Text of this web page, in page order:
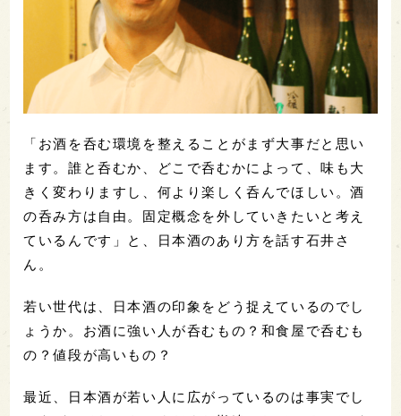
「お酒を呑む環境を整えることがまず大事だと思い
ます。誰と呑むか、どこで呑むかによって、味も大
きく変わりますし、何より楽しく呑んでほしい。酒
の呑み方は自由。固定概念を外していきたいと考え
ているんです」と、日本酒のあり方を話す石井さ
ん。
若い世代は、日本酒の印象をどう捉えているのでし
ょうか。お酒に強い人が呑むもの？和食屋で呑むも
の？値段が高いもの？
最近、日本酒が若い人に広がっているのは事実でし